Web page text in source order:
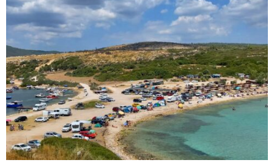
Urla Gece Hayatı Disko barları